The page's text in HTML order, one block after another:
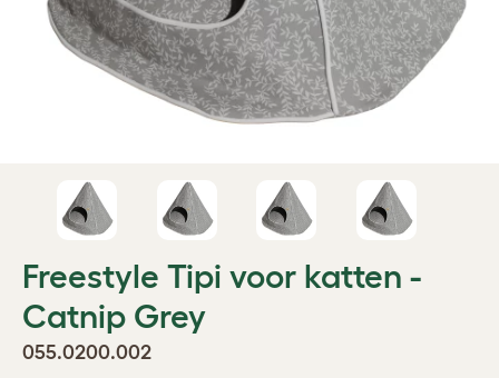
Freestyle Tipi voor katten -
Catnip Grey
055.0200.002